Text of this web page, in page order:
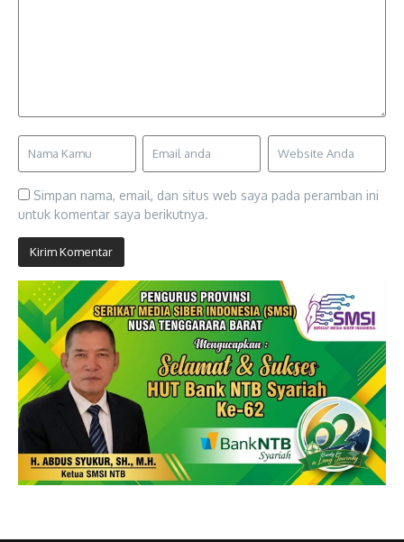
Simpan nama, email, dan situs web saya pada peramban ini
untuk komentar saya berikutnya.